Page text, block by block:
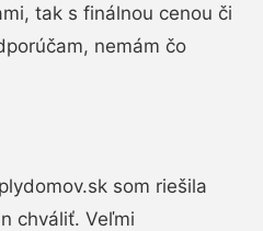
tak s finálnou cenou či
nemám čo
som riešila
chváliť. Veľmi